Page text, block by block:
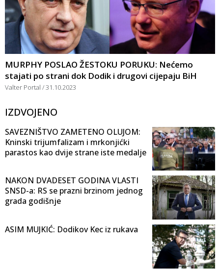
MURPHY POSLAO ŽESTOKU PORUKU: Nećemo
stajati po strani dok Dodik i drugovi cijepaju BiH
Valter Portal 31.10.2023
IZDVOJENO
SAVEZNIŠTVO ZAMETENO OLUJOM:
Kninski trijumfalizam i mrkonjićki
parastos kao dvije strane iste medalje
NAKON DVADESET GODINA VLASTI
SNSD-a: RS se prazni brzinom jednog
grada godišnje
ASIM MUJKIĆ: Dodikov Kec iz rukava